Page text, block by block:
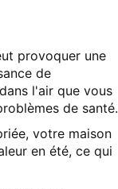
provoquer une
de
l'air que vous
de santé.
votre maison
en été, ce qui